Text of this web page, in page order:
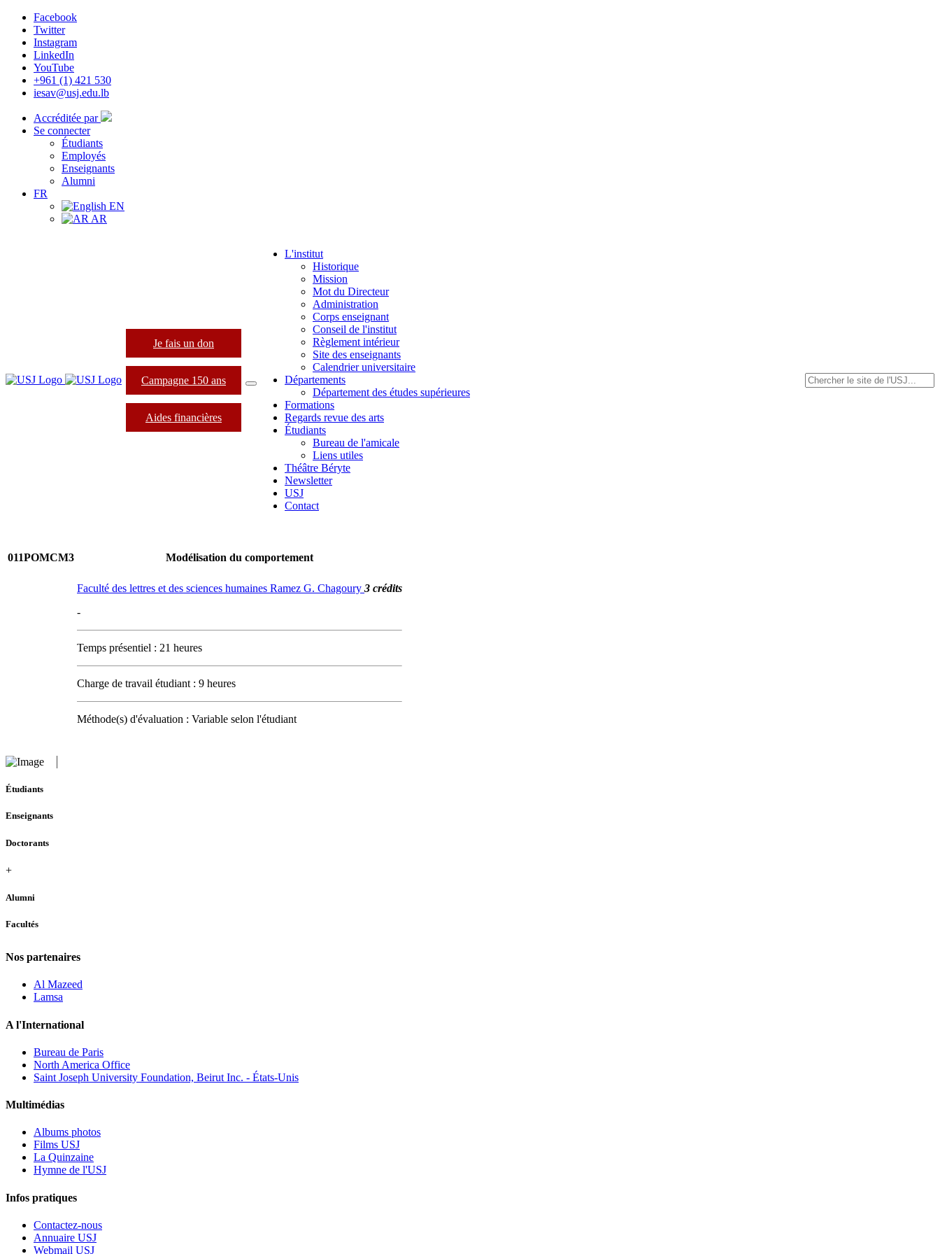
Facebook
Twitter
Instagram
LinkedIn
YouTube
+961 (1) 421 530
iesav@usj.edu.lb
Accréditée par
Se connecter
Étudiants
Employés
Enseignants
Alumni
FR
EN
AR
Je fais un don
Campagne 150 ans
Aides financières
L'institut
Historique
Mission
Mot du Directeur
Administration
Corps enseignant
Conseil de l'institut
Règlement intérieur
Site des enseignants
Calendrier universitaire
Départements
Département des études supérieures
Formations
Regards revue des arts
Étudiants
Bureau de l'amicale
Liens utiles
Théâtre Béryte
Newsletter
USJ
Contact
011POMCM3 Modélisation du comportement
Faculté des lettres et des sciences humaines Ramez G. Chagoury 3 crédits
-
Temps présentiel : 21 heures
Charge de travail étudiant : 9 heures
Méthode(s) d'évaluation : Variable selon l'étudiant
Étudiants
Enseignants
Doctorants
+
Alumni
Facultés
Nos partenaires
Al Mazeed
Lamsa
A l'International
Bureau de Paris
North America Office
Saint Joseph University Foundation, Beirut Inc. - États-Unis
Multimédias
Albums photos
Films USJ
La Quinzaine
Hymne de l'USJ
Infos pratiques
Contactez-nous
Annuaire USJ
Webmail USJ